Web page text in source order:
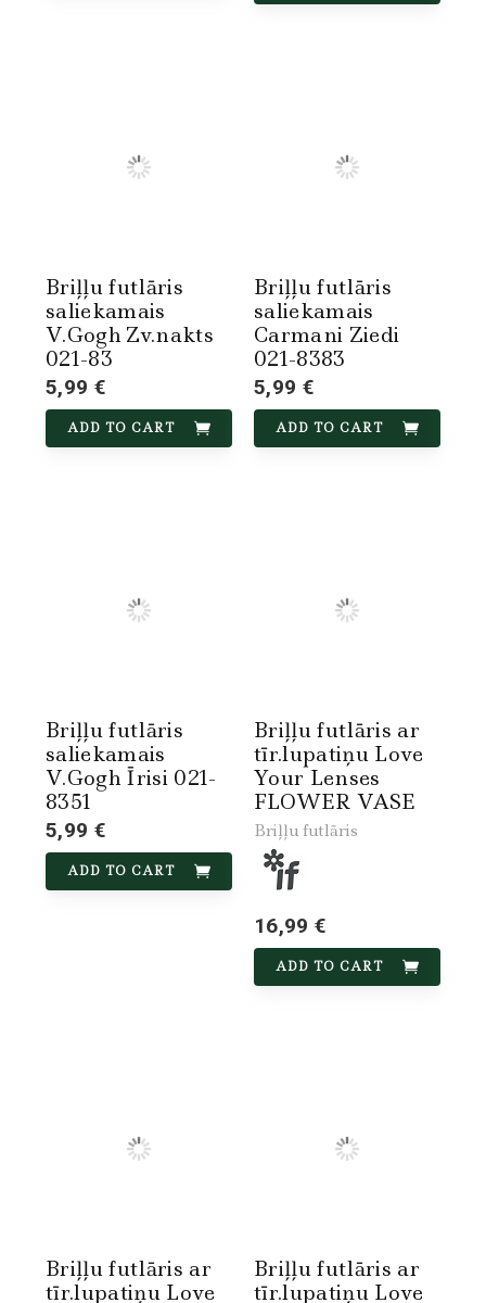
Briļļu futlāris
saliekamais
V.Gogh Zv.nakts
021-83
5,99 €
ADD TO CART
Briļļu futlāris
saliekamais
Carmani Ziedi
021-8383
5,99 €
ADD TO CART
Briļļu futlāris
saliekamais
V.Gogh Īrisi 021-
8351
5,99 €
ADD TO CART
Briļļu futlāris ar
tīr.lupatiņu Love
Your Lenses
FLOWER VASE
Briļļu futlāris
16,99 €
ADD TO CART
Briļļu futlāris ar
tīr.lupatiņu Love
Briļļu futlāris ar
tīr.lupatiņu Love